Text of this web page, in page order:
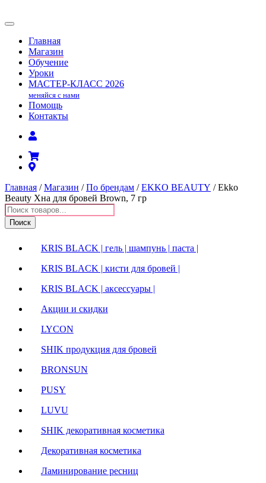
Главная
Магазин
Обучение
Уроки
МАСТЕР-КЛАСС 2026
меняйся с нами
Помощь
Контакты
Главная /Магазин /По брендам /EKKO BEAUTY / Ekko
Beauty Хна для бровей Brown, 7 гр
Поиск
товаров
Поиск
KRIS BLACK | гель | шампунь | паста |
KRIS BLACK | кисти для бровей |
KRIS BLACK | аксессуары |
Акции и скидки
LYCON
SHIK продукция для бровей
BRONSUN
PUSY
LUVU
SHIK декоративная косметика
Декоративная косметика
Ламинирование ресниц